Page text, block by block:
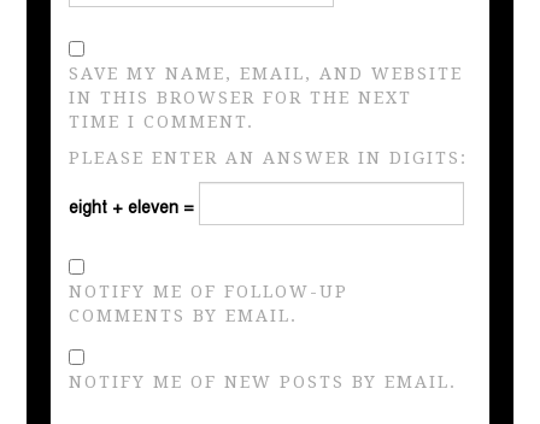
SAVE MY NAME, EMAIL, AND WEBSITE
IN THIS BROWSER FOR THE NEXT
TIME I COMMENT.
PLEASE ENTER AN ANSWER IN DIGITS:
eight + eleven =
NOTIFY ME OF FOLLOW-UP
COMMENTS BY EMAIL.
NOTIFY ME OF NEW POSTS BY EMAIL.